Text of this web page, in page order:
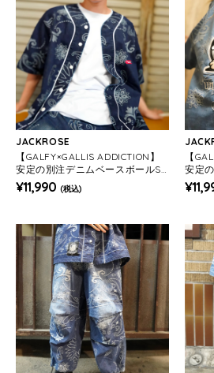
JACKROSE
【GALFY×GALLIS ADDICTION】
安定の別注デニムベースボールSS
シャツ(MENS)
¥11,990 (税込)
【
安定
シャ